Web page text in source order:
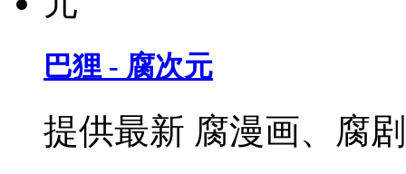
巴狸 - 腐次元
提供最新 腐漫画、腐